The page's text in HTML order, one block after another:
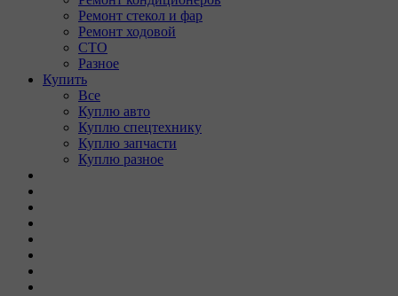
Ремонт стекол и фар
Ремонт ходовой
СТО
Разное
Купить
Все
Куплю авто
Куплю спецтехнику
Куплю запчасти
Куплю разное